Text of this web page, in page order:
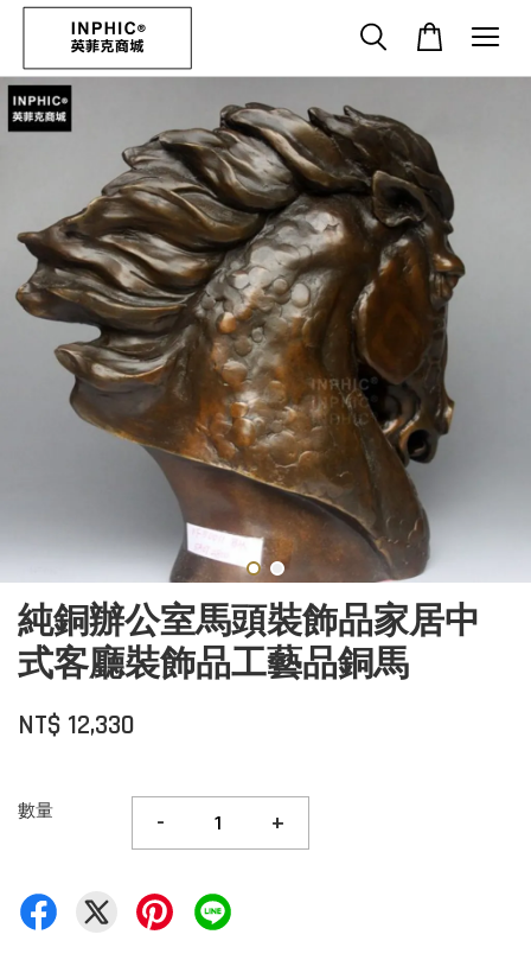
純銅辦公室馬頭裝飾品家居中
式客廳裝飾品工藝品銅馬
NT$ 12,330
數量 - +